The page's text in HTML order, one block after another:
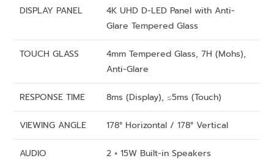
DISPLAY PANEL
4K UHD D-LED Panel with Anti-
Glare Tempered Glass
TOUCH GLASS
4mm Tempered Glass, 7H (Mohs),
Anti-Glare
RESPONSE TIME 8ms (Display), ≤5ms (Touch)
VIEWING ANGLE 178° Horizontal / 178° Vertical
AUDIO 2 × 15W Built-in Speakers